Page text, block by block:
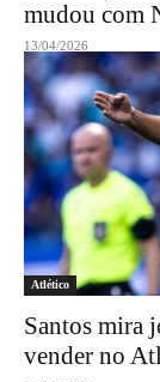
mudou com
13/04/2026
Atlético
Santos mira
vender no